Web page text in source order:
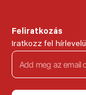
Feliratkozás
Iratkozz fel